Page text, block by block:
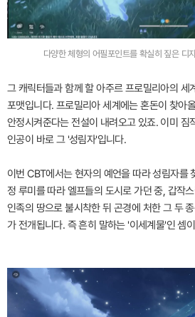
다양한 체형의 어필포인트를 확실히 짚은 디
그 캐릭터들과 함께 할 아주르 프로밀리아의 세
포맷입니다. 프로밀리아 세계에는 혼돈이 찾아
안정시켜준다는 전설이 내려오고 있죠. 이미 짐
인공이 바로 그 '성림자'입니다.
이번 CBT에서는 현자의 예언을 따라 성림자를
정 루미를 따라 엘프들의 도시로 가던 중, 갑작
인족의 땅으로 불시착한 뒤 곤경에 처한 그 두
가 전개됩니다. 즉 흔히 말하는 '이세계물'인 셈